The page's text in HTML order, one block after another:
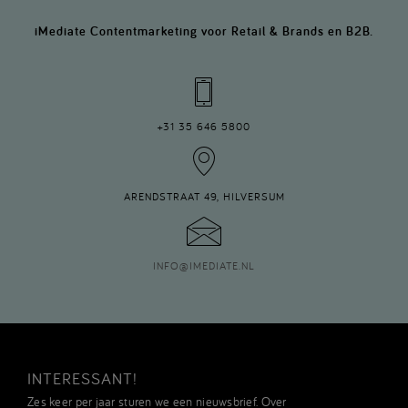
iMediate Contentmarketing voor Retail & Brands en B2B.
+31 35 646 5800
ARENDSTRAAT 49, HILVERSUM
INFO@ IMEDIATE.NL
INTERESSANT!
Zes keer per jaar sturen we een nieuwsbrief. Over